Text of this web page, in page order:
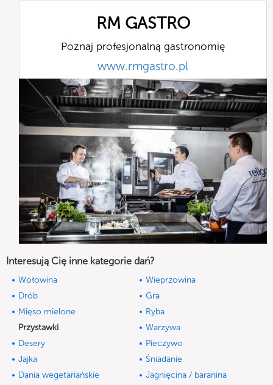
RM GASTRO
Poznaj profesjonalną gastronomię
www.rmgastro.pl
Interesują Cię inne kategorie dań?
Wołowina
Wieprzowina
Drób
Gra
Mięso mielone
Ryba
Przystawki
Warzywa
Desery
Pieczywo
Jajka
Śniadanie
Dania wegetariańskie
Jagnięcina / baranina